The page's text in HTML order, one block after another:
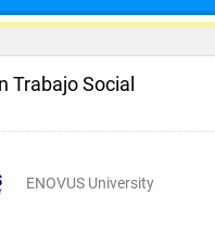
Trabajo Social
ENOVUS University